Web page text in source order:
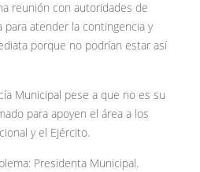
reunión con autoridades de
atender la contingencia y
porque no podrían estar así
Municipal pese a que no es su
para apoyen el área a los
y el Ejército.
Presidenta Municipal.